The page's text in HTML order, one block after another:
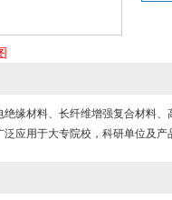
缘材料、长纤维增强复合材料
应用于大专院校，科研单位及产